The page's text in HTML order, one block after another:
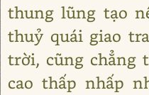
thung lũng tạo
thuỷ quái giao
trời, cũng chẳng
cao thấp nhấp